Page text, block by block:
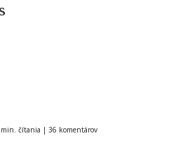
čítania | 36 komentárov